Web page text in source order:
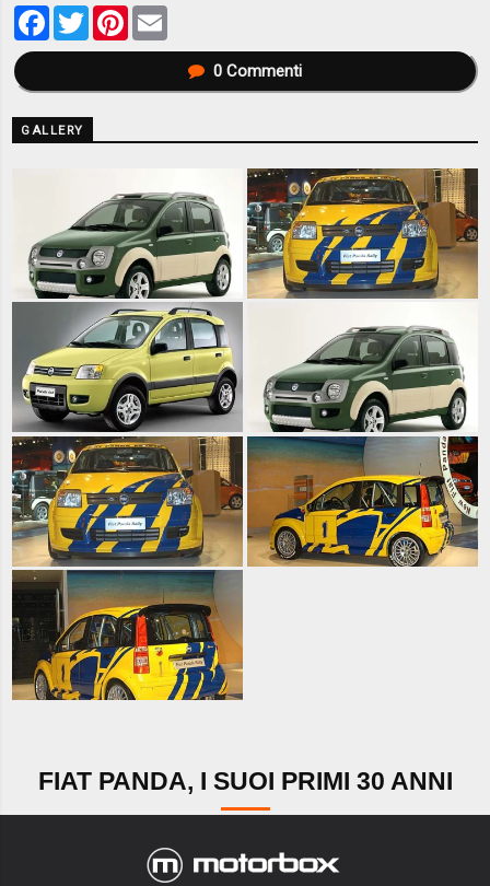
Facebook
TwitterPinterest
0Commenti
GALLERY
FIAT PANDA, I SUOI PRIMI 30 ANNI